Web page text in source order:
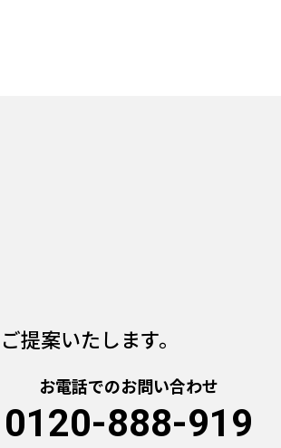
ご提案いたします。
お電話でのお問い合わせ
0120-888-919